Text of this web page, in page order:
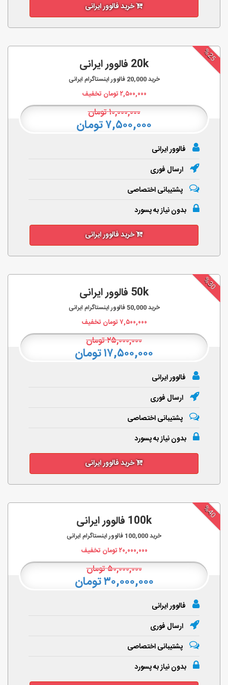
خرید فالوور ایرانی
%25
20k فالوور ایرانی
خرید20,000 فالوور اینستاگرام ایرانی
۲,۵۰۰,۰۰۰تومان تخفیف
۱۰,۰۰۰,۰۰۰تومان
۷,۵۰۰,۰۰۰ تومان
فالوور ایرانی
ارسال فوری
پشتیبانی اختصاصی
بدون نیاز به پسورد
خرید فالوور ایرانی
%30
50k فالوور ایرانی
خرید50,000فالوور اینستاگرام ایرانی
۷,۵۰۰,۰۰۰تومان تخفیف
۲۵,۰۰۰,۰۰۰تومان
۱۷,۵۰۰,۰۰۰ تومان
فالوور ایرانی
ارسال فوری
پشتیبانی اختصاصی
بدون نیاز به پسورد
خرید فالوور ایرانی
%40
100k فالوور ایرانی
خرید100,000 فالوور اینستاگرام ایرانی
۲۰,۰۰۰,۰۰۰تومان تخفیف
۵۰,۰۰۰,۰۰۰تومان
۳۰,۰۰۰,۰۰۰ تومان
فالوور ایرانی
ارسال فوری
پشتیبانی اختصاصی
بدون نیاز به پسورد